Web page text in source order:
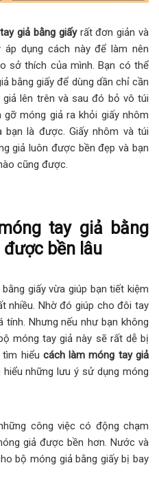
giả bằng giấyrất đơn giản và
áp dụng cách này để làm nên
sở thích của mình. Bạn có thể
bằng giấy để dùng dần chỉ cần
lên trên và sau đó bỏ vô túi
móng giả ra khỏi giấy nhôm
là được. Giấy nhôm và túi
giả luôn được bền đẹp và bạn
cũng được.
tay giả bằng
bền lâu
giấy vừa giúp bạn tiết kiệm
nhiều. Nhờ đó giúp cho đôi tay
Nhưng nếu như bạn không
móng tay giả này sẽ rất dễ bị
hiểu cách làm móng tay giả
những lưu ý sử dụng móng
công việc có động chạm
giả được bền hơn. Nước và
bộ móng giả bằng giấy bị bay